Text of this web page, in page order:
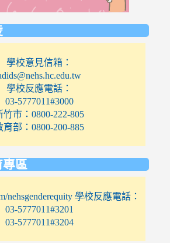
學校意見信箱：
學校反應電話：
03-5777011#3000
竹市：0800-222-805
育部：0800-200-885
區
nehsgenderequity 學校反應電話：
03-5777011#3201
03-5777011#3204